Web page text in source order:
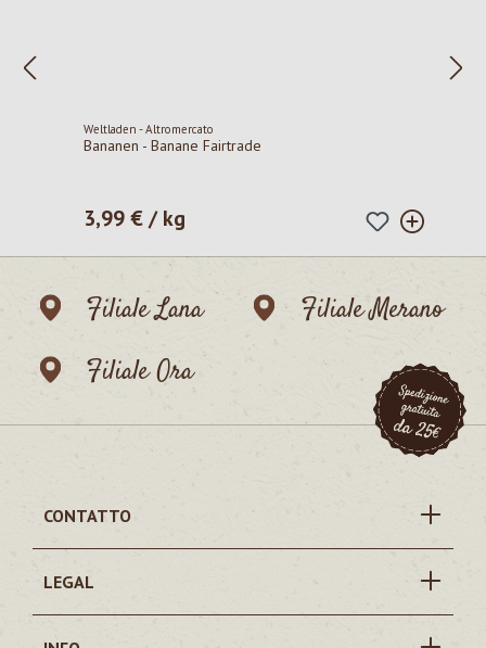
Weltladen - Altromercato
Bananen - Banane Fairtrade
Prezzo normale:
3,99 € / kg
Filiale Lana
Filiale Merano
Filiale Ora
CONTATTO
LEGAL